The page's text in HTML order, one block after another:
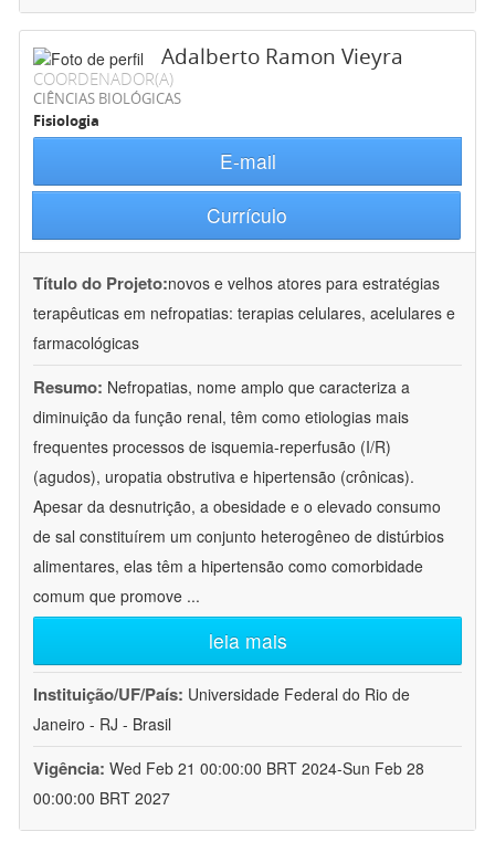
Adalberto Ramon Vieyra
COORDENADOR(A)
CIÊNCIAS BIOLÓGICAS
Fisiologia
E-mail
Currículo
Título do Projeto:novos e velhos atores para estratégias
terapêuticas em nefropatias: terapias celulares, acelulares e
farmacológicas
Resumo: Nefropatias, nome amplo que caracteriza a
diminuição da função renal, têm como etiologias mais
frequentes processos de isquemia-reperfusão (I/R)
(agudos), uropatia obstrutiva e hipertensão (crônicas).
Apesar da desnutrição, a obesidade e o elevado consumo
de sal constituírem um conjunto heterogêneo de distúrbios
alimentares, elas têm a hipertensão como comorbidade
comum que promove ...
leia mais
Instituição/UF/País: Universidade Federal do Rio de
Janeiro - RJ - Brasil
Vigência: Wed Feb 21 00:00:00 BRT 2024-Sun Feb 28
00:00:00 BRT 2027